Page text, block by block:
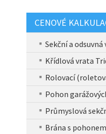
CENOVÉ
Sekční a odsuvná
Křídlová vrata
Rolovací
Pohon
Průmyslová
Brána s pohonem